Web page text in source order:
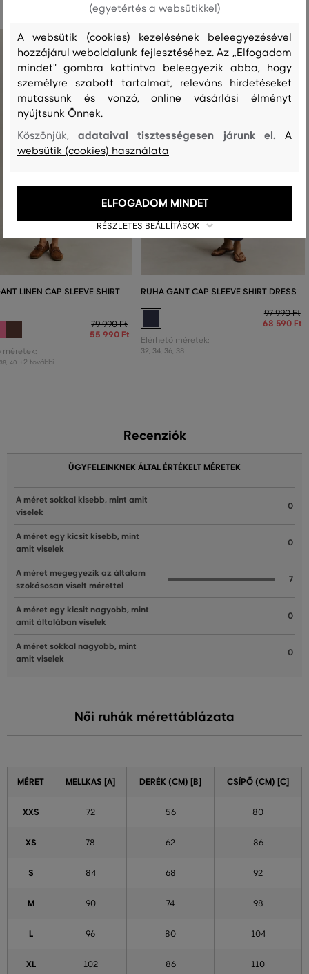
LINEN CAP SLEEVE SHIRT
79 990 Ft
55 990 Ft
méretek:
38 40 +2 további
RUHA GANT CAP SLEEVE SHIRT DRESS
97 990 Ft
68 590 Ft
Elérhető méretek:
32, 34, 36, 38
Recenziók
ÜGYFELEINKNEK ÁLTAL ÉRTÉKELT MÉRETEK
A méret sokkal kisebb, mint amit
viselek
0
A méret egy kicsit kisebb, mint
amit viselek
0
A méret megegyezik az általam
szokásosan viselt mérettel
7
A méret egy kicsit nagyobb, mint
amit általában viselek
0
A méret sokkal nagyobb, mint
amit viselek
0
Női ruhák mérettáblázata
MÉRET MELLKAS [A] DERÉK (CM) [B] CSÍPŐ (CM) [C]
XXS 72 56 80
XS 78 62 86
S 84 68 92
M 90 74 98
L 96 80 104
XL 102 86 110
(egyetértés a websütikkel)
A websütik (cookies) kezelésének beleegyezésével
hozzájárul weboldalunk fejlesztéséhez. Az „Elfogadom
mindet" gombra kattintva beleegyezik abba, hogy
személyre szabott tartalmat, releváns hirdetéseket
mutassunk és vonzó, online vásárlási élményt
nyújtsunk Önnek.
Köszönjük,adataival tisztességesen járunk el.A
websütik (cookies) használata
RÉSZLETES BEÁLLÍTÁSOK
ELFOGADOM MINDET